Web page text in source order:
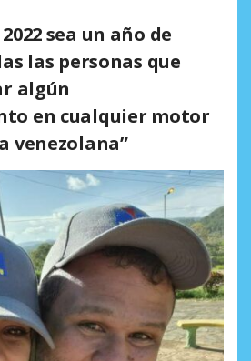
sea un año de
las personas que
algún
en cualquier motor
venezolana”